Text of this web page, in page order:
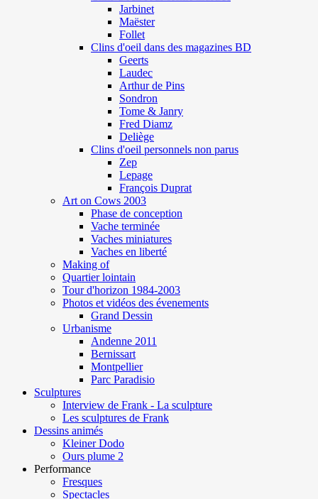
Jarbinet
Maëster
Follet
Clins d'oeil dans des magazines BD
Geerts
Laudec
Arthur de Pins
Sondron
Tome & Janry
Fred Diamz
Deliège
Clins d'oeil personnels non parus
Zep
Lepage
François Duprat
Art on Cows 2003
Phase de conception
Vache terminée
Vaches miniatures
Vaches en liberté
Making of
Quartier lointain
Tour d'horizon 1984-2003
Photos et vidéos des évenements
Grand Dessin
Urbanisme
Andenne 2011
Bernissart
Montpellier
Parc Paradisio
Sculptures
Interview de Frank - La sculpture
Les sculptures de Frank
Dessins animés
Kleiner Dodo
Ours plume 2
Performance
Fresques
Spectacles